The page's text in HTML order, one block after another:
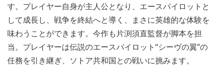
す。プレイヤー自身が主人公となり、エースパイロットと
して成長し、戦争を終結へと導く、まさに英雄的な体験を
味わうことができます。今作も片渕須直監督が脚本を担
当。プレイヤーは伝説のエースパイロット“シーヴの翼”の
任務を引き継ぎ、ソトア共和国との戦いに挑みます。